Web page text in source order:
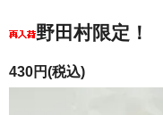
野田村限定
430円(税込)